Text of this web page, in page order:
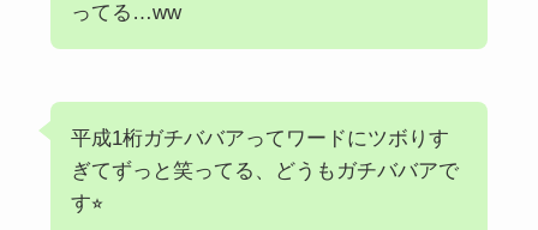
ってる…ww
平成1桁ガチババアってワードにツボりす
ぎてずっと笑ってる、どうもガチババアで
す⭐︎